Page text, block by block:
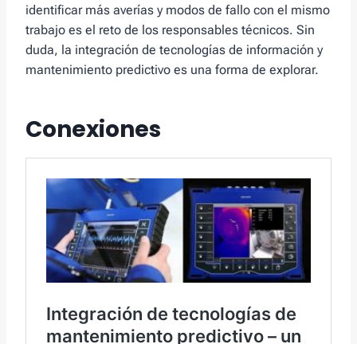
identificar más averías y modos de fallo con el mismo
trabajo es el reto de los responsables técnicos. Sin
duda, la integración de tecnologías de información y
mantenimiento predictivo es una forma de explorar.
Conexiones